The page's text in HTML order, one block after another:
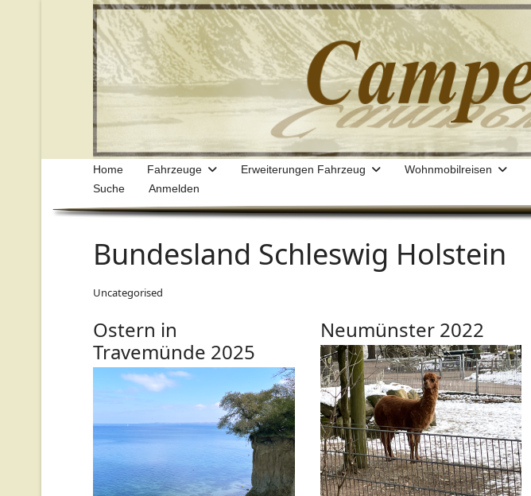
Home Fahrzeuge Erweiterungen Fahrzeug Wohnmobilreisen
Suche
Anmelden
Bundesland Schleswig Holstein
Uncategorised
Ostern in
Travemünde 2025
Neumünster 2022